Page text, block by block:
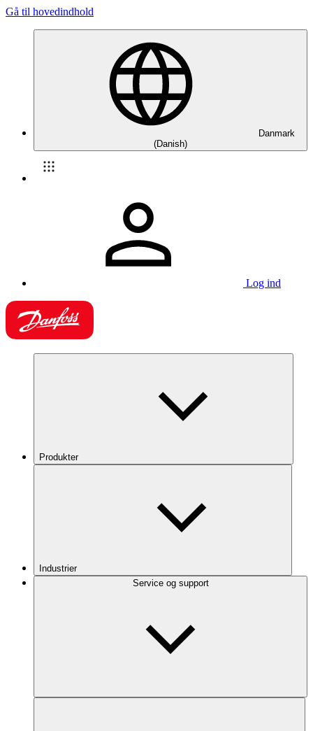
Gå til hovedindhold
Danmark
(Danish)
Log ind
Produkter
Industrier
Service og support